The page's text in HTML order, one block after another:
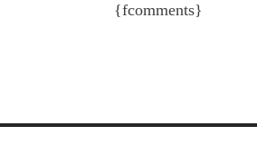
{fcomments}